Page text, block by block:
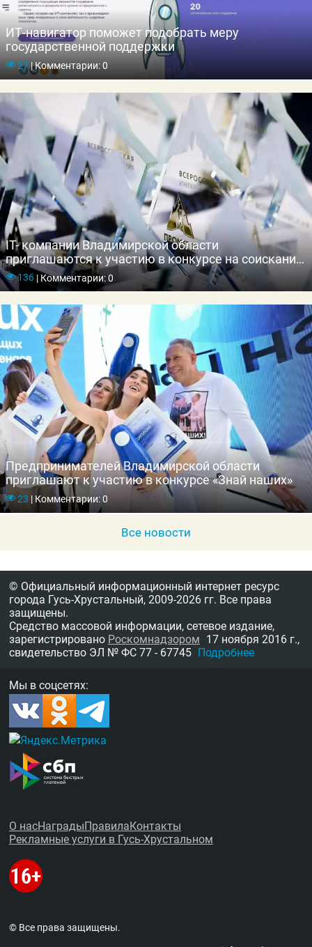
ИТ-навигатор поможет подобрать меру
государственной поддержки
27|Комментарии: 0
IT- компании Владимирской области
приглашаются к участию в конкурсе на соискание
премии «Прометей»
136 |Комментарии: 0
Предпринимателей Владимирской области
приглашают к участию в конкурсе «Знай наших»
23 |Комментарии: 0
Все новости
© Официальный информационный интернет ресурс
города Гусь-Хрустальный, 2009-2026 гг. Все права
защищены.
Средство массовой информации, сетевое издание,
зарегистрировано Роскомнадзором 17 ноября 2016 г.,
свидетельство ЭЛ № ФС 77 - 67745 Подробнее
Мы в соцсетях:
О насНаградыПравилаКонтакты
Рекламные услуги в Гусь-Хрустальном
© Все права защищены.